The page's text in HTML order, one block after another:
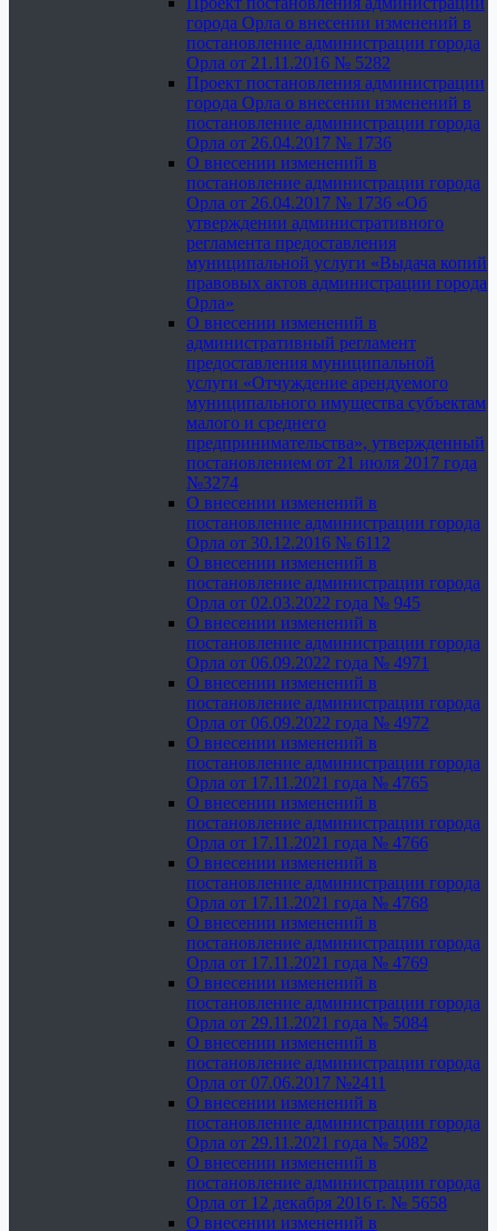
города Орла о внесении изменений в
постановление администрации города
Орла от 21.11.2016 № 5282
Проект постановления администрации
города Орла о внесении изменений в
постановление администрации города
Орла от 26.04.2017 № 1736
О внесении изменений в
постановление администрации города
Орла от 26.04.2017 № 1736 «Об
утверждении административного
регламента предоставления
муниципальной услуги «Выдача копий
правовых актов администрации города
Орла»
О внесении изменений в
административный регламент
предоставления муниципальной
услуги «Отчуждение арендуемого
муниципального имущества субъектам
малого и среднего
предпринимательства», утвержденный
постановлением от 21 июля 2017 года
№3274
О внесении изменений в
постановление администрации города
Орла от 30.12.2016 № 6112
О внесении изменений в
постановление администрации города
Орла от 02.03.2022 года № 945
О внесении изменений в
постановление администрации города
Орла от 06.09.2022 года № 4971
О внесении изменений в
постановление администрации города
Орла от 06.09.2022 года № 4972
О внесении изменений в
постановление администрации города
Орла от 17.11.2021 года № 4765
О внесении изменений в
постановление администрации города
Орла от 17.11.2021 года № 4766
О внесении изменений в
постановление администрации города
Орла от 17.11.2021 года № 4768
О внесении изменений в
постановление администрации города
Орла от 17.11.2021 года № 4769
О внесении изменений в
постановление администрации города
Орла от 29.11.2021 года № 5084
О внесении изменений в
постановление администрации города
Орла от 07.06.2017 №2411
О внесении изменений в
постановление администрации города
Орла от 29.11.2021 года № 5082
О внесении изменений в
постановление администрации города
Орла от 12 декабря 2016 г. № 5658
О внесении изменений в